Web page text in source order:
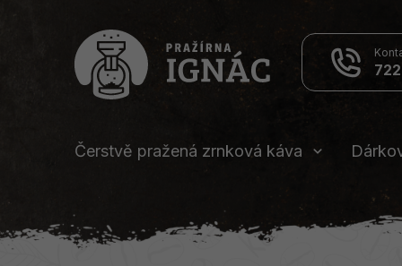
Čerstvě pražená zrnková káva